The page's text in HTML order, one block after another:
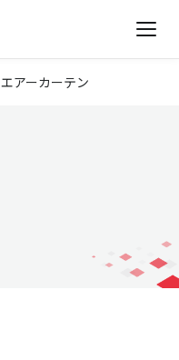
エアーカーテン